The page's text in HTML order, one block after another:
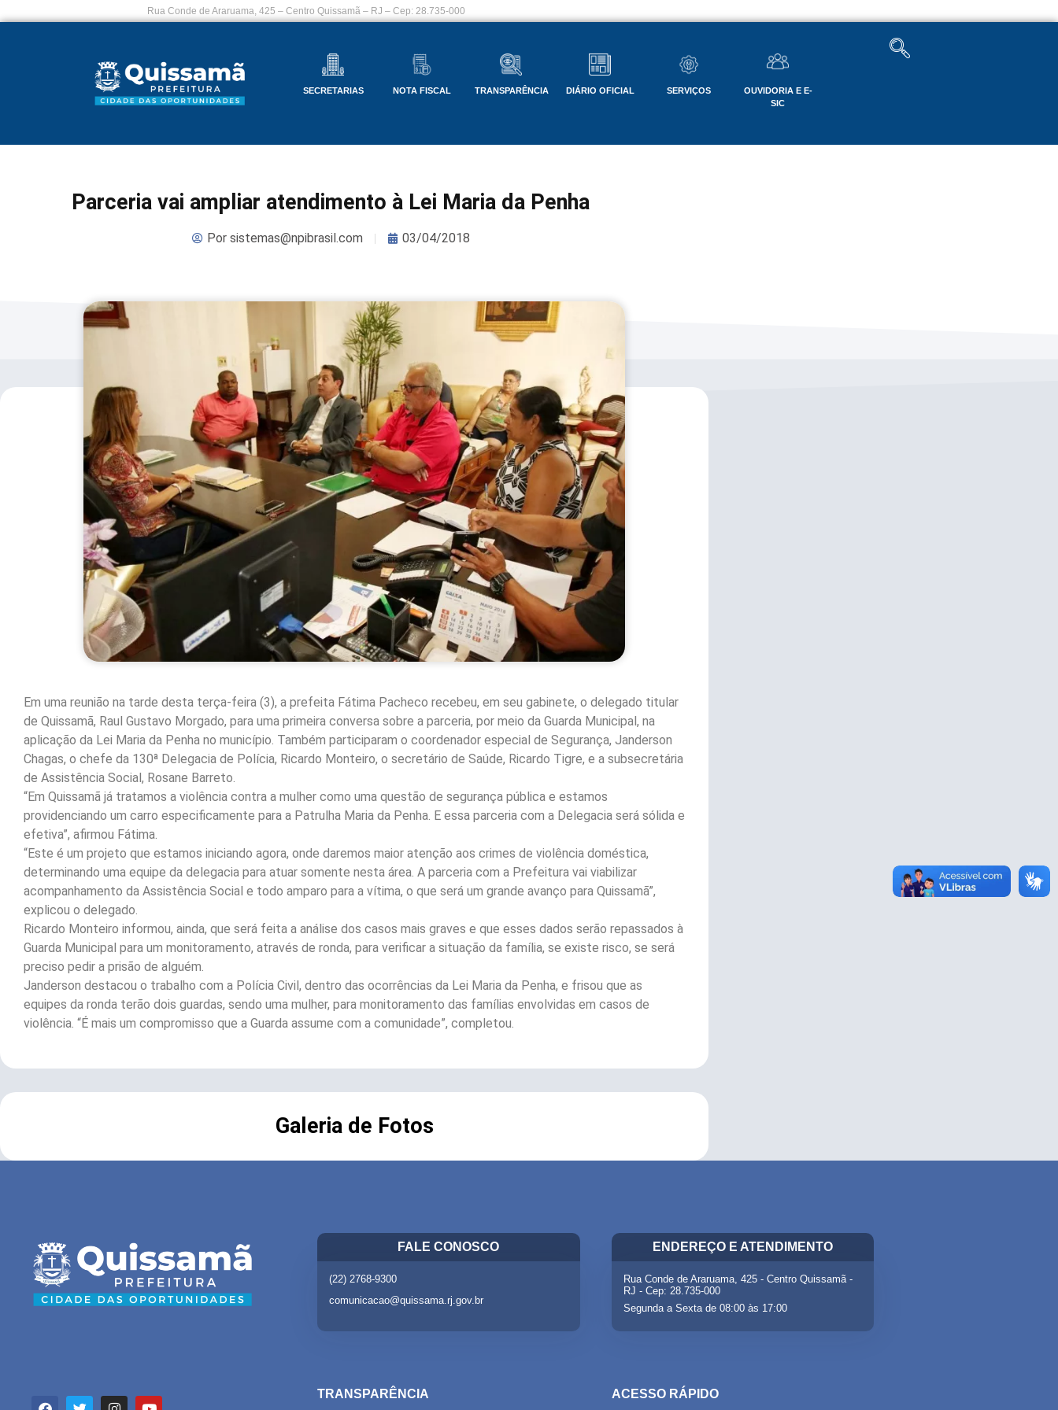
Rua Conde de Araruama, 425 – Centro Quissamã – RJ – Cep: 28.735-000
SECRETARIAS NOTA FISCAL TRANSPARÊNCIA DIÁRIO OFICIAL SERVIÇOS
OUVIDORIA E E-
SIC
Parceria vai ampliar atendimento à Lei Maria da Penha
Porsistemas@npibrasil.com 03/04/2018
Em uma reunião na tarde desta terça-feira (3), a prefeita Fátima Pacheco recebeu, em seu gabinete, o delegado titular
de Quissamã, Raul Gustavo Morgado, para uma primeira conversa sobre a parceria, por meio da Guarda Municipal, na
aplicação da Lei Maria da Penha no município. Também participaram o coordenador especial de Segurança, Janderson
Chagas, o chefe da 130ª Delegacia de Polícia, Ricardo Monteiro, o secretário de Saúde, Ricardo Tigre, e a subsecretária
de Assistência Social, Rosane Barreto.
“Em Quissamã já tratamos a violência contra a mulher como uma questão de segurança pública e estamos
providenciando um carro especificamente para a Patrulha Maria da Penha. E essa parceria com a Delegacia será sólida e
efetiva”, afirmou Fátima.
“Este é um projeto que estamos iniciando agora, onde daremos maior atenção aos crimes de violência doméstica,
determinando uma equipe da delegacia para atuar somente nesta área. A parceria com a Prefeitura vai viabilizar
acompanhamento da Assistência Social e todo amparo para a vítima, o que será um grande avanço para Quissamã”,
explicou o delegado.
Ricardo Monteiro informou, ainda, que será feita a análise dos casos mais graves e que esses dados serão repassados à
Guarda Municipal para um monitoramento, através de ronda, para verificar a situação da família, se existe risco, se será
preciso pedir a prisão de alguém.
Janderson destacou o trabalho com a Polícia Civil, dentro das ocorrências da Lei Maria da Penha, e frisou que as
equipes da ronda terão dois guardas, sendo uma mulher, para monitoramento das famílias envolvidas em casos de
violência. “É mais um compromisso que a Guarda assume com a comunidade”, completou.
Galeria de Fotos
FALE CONOSCO
(22) 2768-9300
comunicacao@quissama.rj.gov.br
ENDEREÇO E ATENDIMENTO
Rua Conde de Araruama, 425 - Centro Quissamã -
RJ - Cep: 28.735-000
Segunda a Sexta de 08:00 às 17:00
TRANSPARÊNCIA ACESSO RÁPIDO